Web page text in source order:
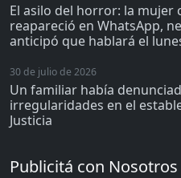
El asilo del horror: la mujer
reapareció en WhatsApp,
anticipó que hablará el
30 de julio de 2026
Un familiar había
irregularidades en el
Justicia
Publicitá con Nosotros